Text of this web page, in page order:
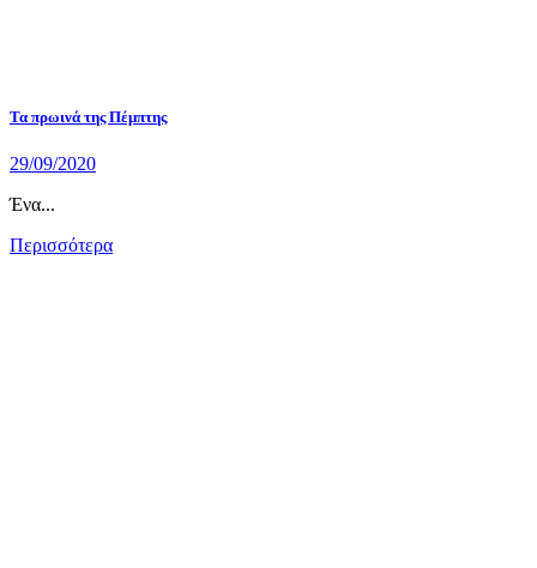
Τα πρωινά της Πέμπτης
29/09/2020
Ένα...
Περισσότερα